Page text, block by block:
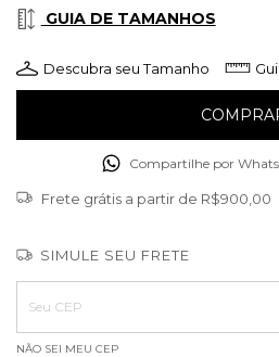
GUIA DE TAMANHOS
Descubra seu Tamanho
Compartilhe por
Frete grátis a partir de R$900,00
SIMULE SEU FRETE
Entregas para o CEP:
NÃO SEI MEU CEP